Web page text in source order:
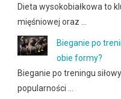
Dieta wysokobiałkowa to
mięśniowej oraz …
Bieganie po
obie formy?
Bieganie po treningu
popularności …